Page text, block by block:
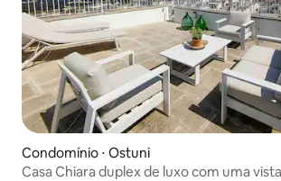
Condomínio ⋅ Ostuni
Casa Chiara duplex de luxo com uma